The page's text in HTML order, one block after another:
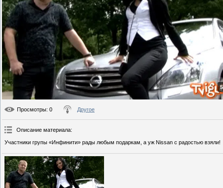
Просмотры: 0 Другое
Описание материала:
Участники групы «Инфинити» рады любым подаркам, а уж Nissan с радостью взяли!